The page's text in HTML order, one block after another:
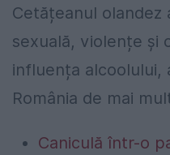
Cetățeanul olandez
sexuală, violențe și
influența alcoolului,
România de mai
Caniculă într-o